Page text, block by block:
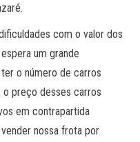
com o valor dos
um grande
o número de carros
o preço desses carros
em contrapartida
nossa frota por